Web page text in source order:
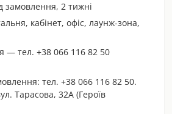
замовлення, 2 тижні
кабінет, офіс, лаунж-зона,
— тел. +38 066 116 82 50
тел. +38 066 116 82 50.
Тарасова, 32А (Героїв